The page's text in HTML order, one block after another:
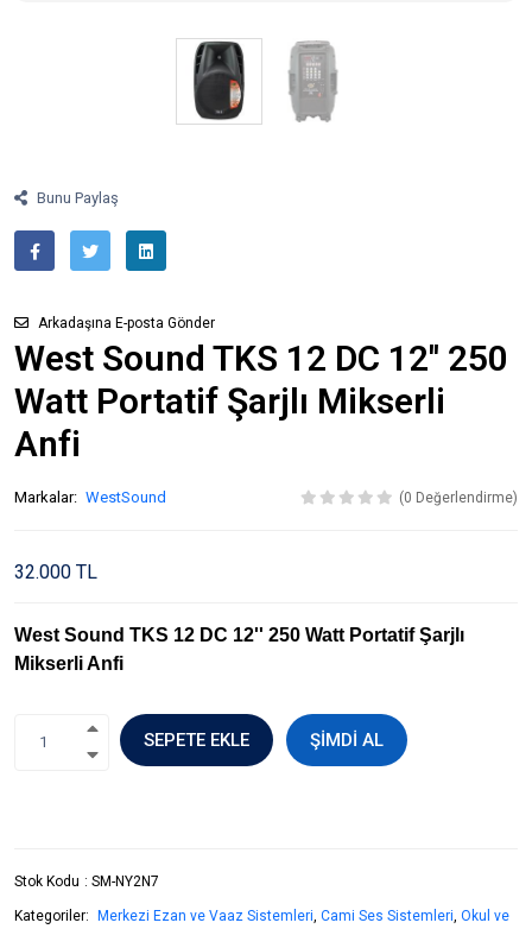
Bunu Paylaş
Arkadaşına E-posta Gönder
West Sound TKS 12 DC 12'' 250
Watt Portatif Şarjlı Mikserli
Anfi
Markalar: WestSound (0 Değerlendirme)
32.000 TL
West Sound TKS 12 DC 12'' 250 Watt Portatif Şarjlı
Mikserli Anfi
SEPETE EKLE ŞIMDI AL
Stok Kodu : SM-NY2N7
Kategoriler: Merkezi Ezan ve Vaaz Sistemleri, Cami Ses Sistemleri, Okul ve